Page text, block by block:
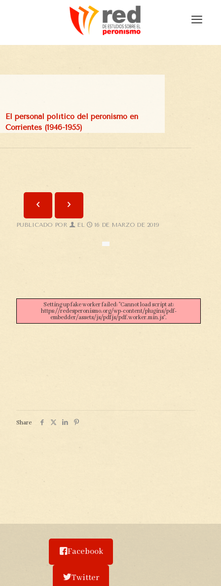
El personal político del peronismo en
Corrientes (1946-1955)
PUBLICADO POR EL 16 DE MARZO DE 2019
Setting up fake worker failed: "Cannot load script at:
https://redesperonismo.org/wp-content/plugins/pdf-
embedder/assets/js/pdfjs/pdf.worker.min.js".
Share
Facebook
Twitter